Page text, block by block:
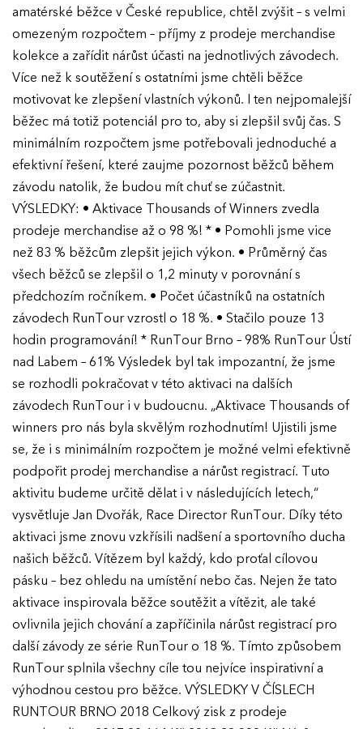
amatérské běžce v České republice, chtěl zvýšit – s velmi
omezeným rozpočtem – příjmy z prodeje merchandise
kolekce a zařídit nárůst účasti na jednotlivých závodech.
Více než k soutěžení s ostatními jsme chtěli běžce
motivovat ke zlepšení vlastních výkonů. I ten nejpomalejší
běžec má totiž potenciál pro to, aby si zlepšil svůj čas. S
minimálním rozpočtem jsme potřebovali jednoduché a
efektivní řešení, které zaujme pozornost běžců během
závodu natolik, že budou mít chuť se zúčastnit.
VÝSLEDKY: • Aktivace Thousands of Winners zvedla
prodeje merchandise až o 98 %! * • Pomohli jsme vice
než 83 % běžcům zlepšit jejich výkon. • Průměrný čas
všech běžců se zlepšil o 1,2 minuty v porovnání s
předchozím ročníkem. • Počet účastníků na ostatních
závodech RunTour vzrostl o 18 %. • Stačilo pouze 13
hodin programování! * RunTour Brno – 98% RunTour Ústí
nad Labem – 61% Výsledek byl tak impozantní, že jsme
se rozhodli pokračovat v této aktivaci na dalších
závodech RunTour i v budoucnu. „Aktivace Thousands of
winners pro nás byla skvělým rozhodnutím! Ujistili jsme
se, že i s minimálním rozpočtem je možné velmi efektivně
podpořit prodej merchandise a nárůst registrací. Tuto
aktivitu budeme určitě dělat i v následujících letech,“
vysvětluje Jan Dvořák, Race Director RunTour. Díky této
aktivaci jsme znovu vzkřísili nadšení a sportovního ducha
našich běžců. Vítězem byl každý, kdo proťal cílovou
pásku – bez ohledu na umístění nebo čas. Nejen že tato
aktivace inspirovala běžce soutěžit a vítězit, ale také
ovlivnila jejich chování a zapříčinila nárůst registrací pro
další závody ze série RunTour o 18 %. Tímto způsobem
RunTour splnila všechny cíle tou nejvíce inspirativní a
výhodnou cestou pro běžce. VÝSLEDKY V ČÍSLECH
RUNTOUR BRNO 2018 Celkový zisk z prodeje